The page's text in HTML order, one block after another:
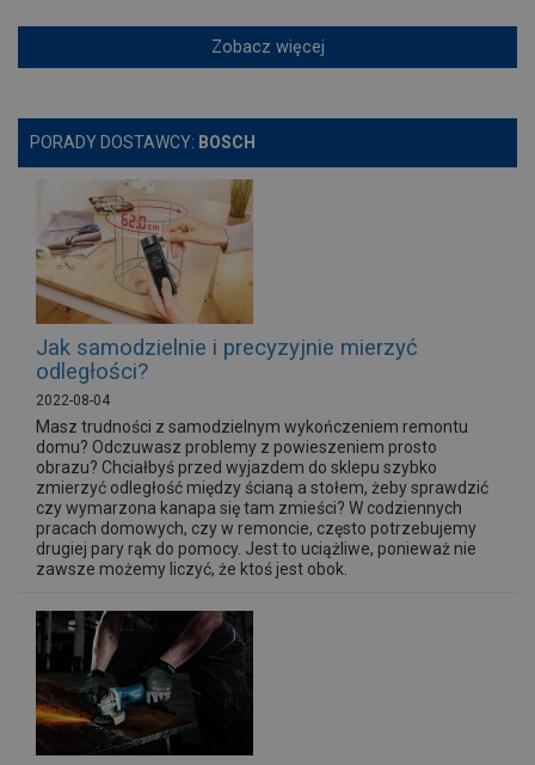
Zobacz więcej
PORADY DOSTAWCY: BOSCH
Jak samodzielnie i precyzyjnie mierzyć
odległości?
2022-08-04
Masz trudności z samodzielnym wykończeniem remontu
domu? Odczuwasz problemy z powieszeniem prosto
obrazu? Chciałbyś przed wyjazdem do sklepu szybko
zmierzyć odległość między ścianą a stołem, żeby sprawdzić
czy wymarzona kanapa się tam zmieści? W codziennych
pracach domowych, czy w remoncie, często potrzebujemy
drugiej pary rąk do pomocy. Jest to uciążliwe, ponieważ nie
zawsze możemy liczyć, że ktoś jest obok.